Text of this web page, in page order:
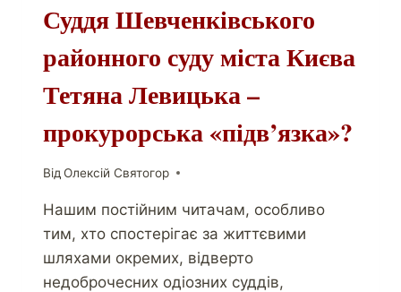
Суддя Шевченківського
районного суду міста Києва
Тетяна Левицька –
прокурорська «підв’язка»?
Від Олексій Святогор
Нашим постійним читачам, особливо
тим, хто спостерігає за життєвими
шляхами окремих, відверто
недоброчесних одіозних суддів,